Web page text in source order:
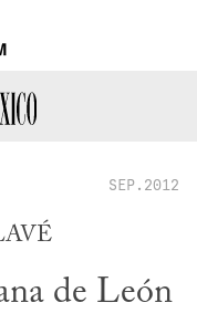
SEP.2012
de León